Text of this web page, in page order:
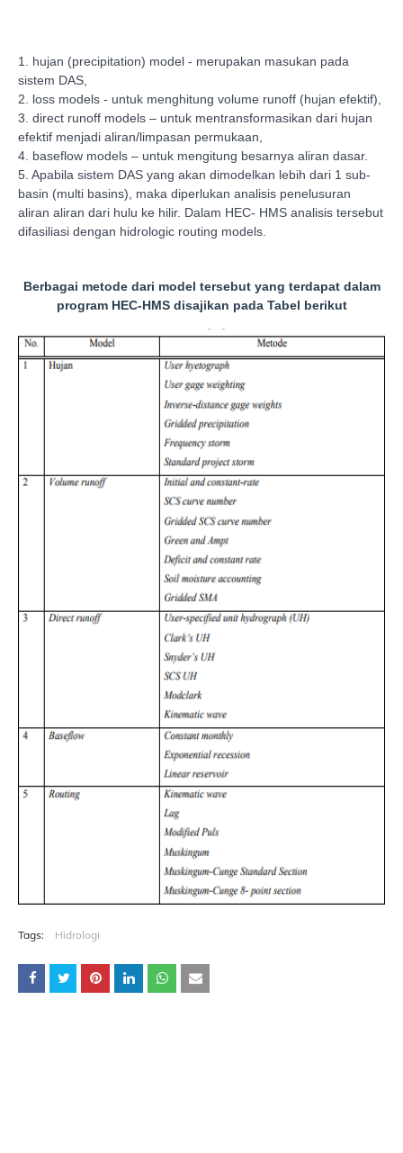
1.
hujan (precipitation) model - merupakan masukan pada
sistem DAS,
2.
loss models - untuk menghitung volume runoff (hujan efektif),
3. direct runoff models – untuk mentransformasikan dari hujan
efektif menjadi aliran/limpasan permukaan,
4. baseflow models – untuk mengitung besarnya aliran dasar.
5. Apabila sistem DAS yang akan dimodelkan lebih dari 1 sub-
basin (multi basins), maka diperlukan analisis penelusuran
aliran aliran dari hulu ke hilir. Dalam HEC- HMS analisis tersebut
difasiliasi dengan hidrologic routing models.
Berbagai metode dari model tersebut yang terdapat dalam
program HEC-HMS disajikan pada Tabel berikut
Tags: Hidrologi